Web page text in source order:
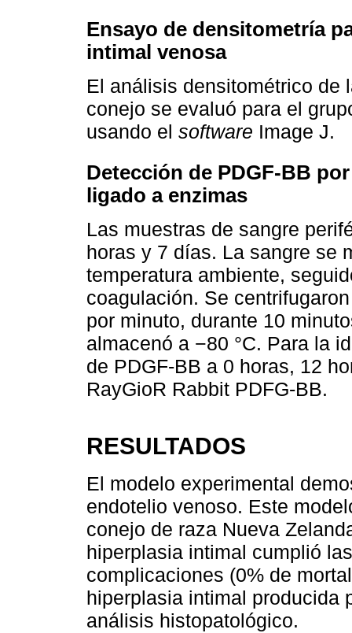
Ensayo de densitometría
intimal venosa
El análisis densitométrico de
conejo se evaluó para el
usando el software Image J.
Detección de PDGF-BB
ligado a enzimas
Las muestras de sangre
horas y 7 días. La sangre se
temperatura ambiente,
coagulación. Se
por minuto, durante 10
almacenó a −80 °C. Para la
de PDGF-BB a 0 horas, 12
RayGioR Rabbit PDFG-BB.
RESULTADOS
El modelo experimental
endotelio venoso. Este
conejo de raza Nueva
hiperplasia intimal cumplió
complicaciones (0% de
hiperplasia intimal producida
análisis histopatológico.